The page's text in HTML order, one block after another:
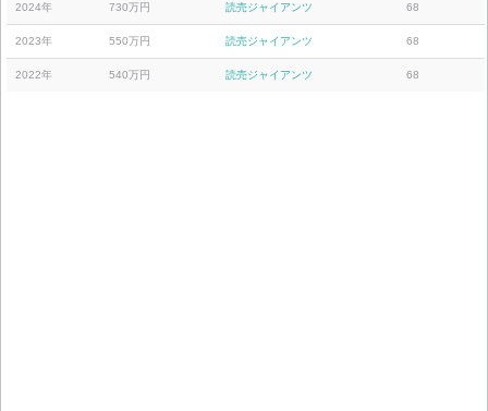
2024年 730万円 読売ジャイアンツ 68
2023年 550万円 読売ジャイアンツ 68
2022年 540万円 読売ジャイアンツ 68